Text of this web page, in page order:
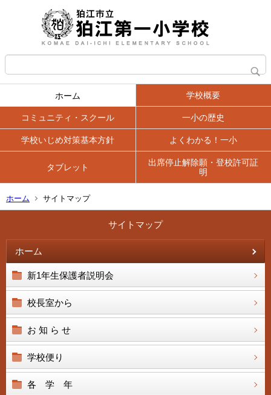
ホーム 学校概要
コミュニティ・スクール 一小の歴史
学校いじめ対策基本方針 よくわかる！一小
タブレット
出席停止解除願・登校許可証
明
ホーム サイトマップ
サイトマップ
ホーム
新1年生保護者説明会
校長室から
お 知 ら せ
学校便り
各 学 年